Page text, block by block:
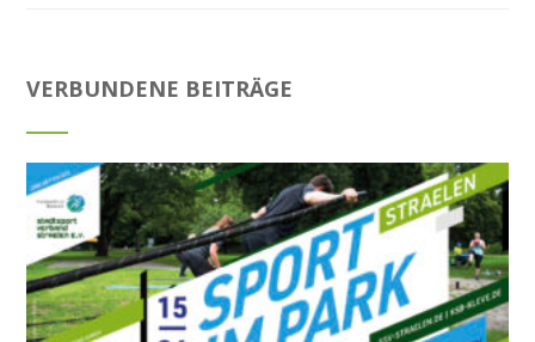
VERBUNDENE BEITRÄGE